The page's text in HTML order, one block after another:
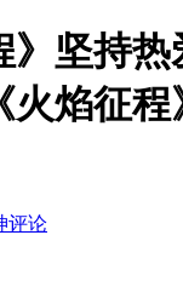
》坚持
焰征程
评论